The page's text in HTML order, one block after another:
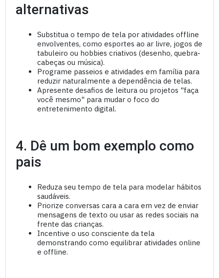
alternativas
Substitua o tempo de tela por atividades offline
envolventes, como esportes ao ar livre, jogos de
tabuleiro ou hobbies criativos (desenho, quebra-
cabeças ou música).
Programe passeios e atividades em família para
reduzir naturalmente a dependência de telas.
Apresente desafios de leitura ou projetos "faça
você mesmo" para mudar o foco do
entretenimento digital.
4. Dê um bom exemplo como
pais
Reduza seu tempo de tela para modelar hábitos
saudáveis.
Priorize conversas cara a cara em vez de enviar
mensagens de texto ou usar as redes sociais na
frente das crianças.
Incentive o uso consciente da tela
demonstrando como equilibrar atividades online
e offline.